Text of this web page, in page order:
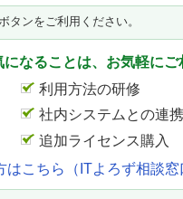
タンをご利用ください。
なることは、お気軽にご
利用方法の研修
社内システムとの連携
追加ライセンス購入
こちら（ITよろず相談窓